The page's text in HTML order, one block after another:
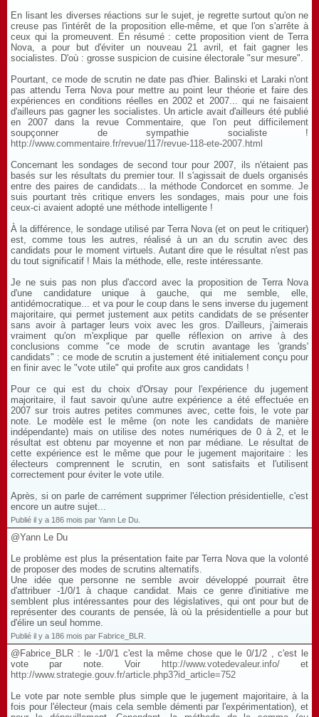
En lisant les diverses réactions sur le sujet, je regrette surtout qu'on ne
creuse pas l'intérêt de la proposition elle-même, et que l'on s'arrête à
ceux qui la promeuvent. En résumé : cette proposition vient de Terra
Nova, a pour but d'éviter un nouveau 21 avril, et fait gagner les
socialistes. D'où : grosse suspicion de cuisine électorale "sur mesure".
Pourtant, ce mode de scrutin ne date pas d'hier. Balinski et Laraki n'ont
pas attendu Terra Nova pour mettre au point leur théorie et faire des
expériences en conditions réelles en 2002 et 2007... qui ne faisaient
d'ailleurs pas gagner les socialistes. Un article avait d'ailleurs été publié
en 2007 dans la revue Commentaire, que l'on peut difficilement
soupçonner de sympathie socialiste !
http://www.commentaire.fr/revue/117/revue-118-ete-2007.html
Concernant les sondages de second tour pour 2007, ils n'étaient pas
basés sur les résultats du premier tour. Il s'agissait de duels organisés
entre des paires de candidats... la méthode Condorcet en somme. Je
suis pourtant très critique envers les sondages, mais pour une fois
ceux-ci avaient adopté une méthode intelligente !
À la différence, le sondage utilisé par Terra Nova (et on peut le critiquer)
est, comme tous les autres, réalisé à un an du scrutin avec des
candidats pour le moment virtuels. Autant dire que le résultat n'est pas
du tout significatif ! Mais la méthode, elle, reste intéressante.
Je ne suis pas non plus d'accord avec la proposition de Terra Nova
d'une candidature unique à gauche, qui me semble, elle,
antidémocratique... et va pour le coup dans le sens inverse du jugement
majoritaire, qui permet justement aux petits candidats de se présenter
sans avoir à partager leurs voix avec les gros. D'ailleurs, j'aimerais
vraiment qu'on m'explique par quelle réflexion on arrive à des
conclusions comme "ce mode de scrutin avantage les 'grands'
candidats" : ce mode de scrutin a justement été initialement conçu pour
en finir avec le "vote utile" qui profite aux gros candidats !
Pour ce qui est du choix d'Orsay pour l'expérience du jugement
majoritaire, il faut savoir qu'une autre expérience a été effectuée en
2007 sur trois autres petites communes avec, cette fois, le vote par
note. Le modèle est le même (on note les candidats de manière
indépendante) mais on utilise des notes numériques de 0 à 2, et le
résultat est obtenu par moyenne et non par médiane. Le résultat de
cette expérience est le même que pour le jugement majoritaire : les
électeurs comprennent le scrutin, en sont satisfaits et l'utilisent
correctement pour éviter le vote utile.
Après, si on parle de carrément supprimer l'élection présidentielle, c'est
encore un autre sujet...
Publié il y a 186 mois par Yann Le Du.
@Yann Le Du
Le problème est plus la présentation faite par Terra Nova que la volonté
de proposer des modes de scrutins alternatifs.
Une idée que personne ne semble avoir développé pourrait être
d'attribuer -1/0/1 à chaque candidat. Mais ce genre d'initiative me
semblent plus intéressantes pour des législatives, qui ont pour but de
représenter des courants de pensée, là où la présidentielle a pour but
d'élire un seul homme.
Publié il y a 186 mois par Fabrice_BLR.
@Fabrice_BLR : le -1/0/1 c'est la même chose que le 0/1/2 , c'est le
vote par note. Voir
http://www.votedevaleur.info/et
http://www.strategie.gouv.fr/article.php3?id_article=752
Le vote par note semble plus simple que le jugement majoritaire, à la
fois pour l'électeur (mais cela semble démenti par l'expérimentation), et